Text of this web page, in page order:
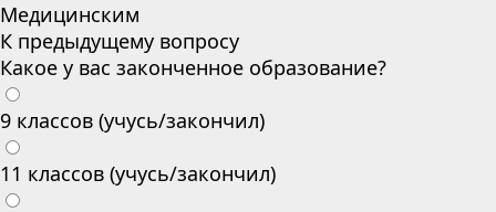
Медицинским
К предыдущему вопросу
Какое у вас законченное образование?
9 классов (учусь/закончил)
11 классов (учусь/закончил)